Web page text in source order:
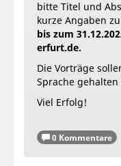
bitte Titel und
kurze Angaben
bis zum
erfurt.de.
Die Vorträge
Sprache
Viel Erfolg!
0 Kommentare